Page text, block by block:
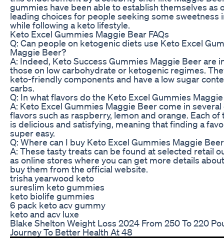
gummies have been able to establish themselves as
leading choices for people seeking some sweetness
while following a keto lifestyle.
Keto Excel Gummies Maggie Bear FAQs
Q: Can people on ketogenic diets use Keto Excel
Maggie Beer?
A: Indeed, Keto Success Gummies Maggie Beer are
those on low carbohydrate or ketogenic regimes.
keto-friendly components and have a low sugar
carbs.
Q: In what flavors do the Keto Excel Gummies
A: Keto Excel Gummies Maggie Beer come in
flavors such as raspberry, lemon and orange. Each of
is delicious and satisfying, meaning that finding a
super easy.
Q: Where can I buy Keto Excel Gummies Maggie
A: These tasty treats can be found at selected retail
as online stores where you can get more details
buy them from the official website.
trisha yearwood keto
sureslim keto gummies
keto biolife gummies
6 pack keto acv gummy
keto and acv luxe
Blake Shelton Weight Loss 2024 From 250 To 220
Journey To Better Health At 48